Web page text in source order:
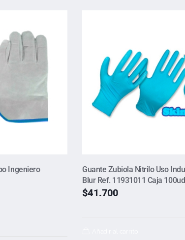
Ingeniero
Guante Zubiola Nitrilo Uso
Blur Ref. 11931011 Caja
$41.700